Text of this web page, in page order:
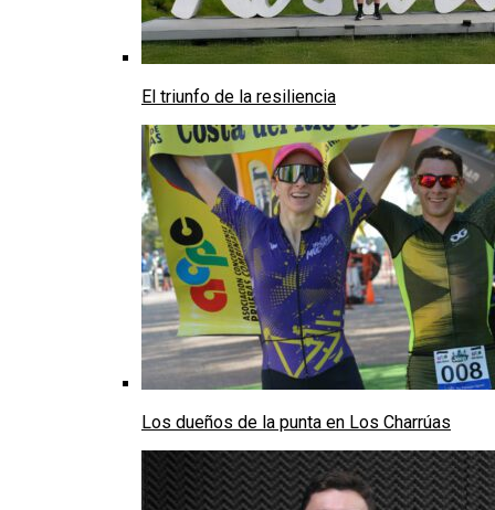
El triunfo de la resiliencia
Los dueños de la punta en Los Charrúas